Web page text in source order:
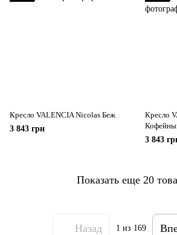
Кресло VALENCIA Nicolas Беж
3 843 грн
Кресло
3 843
Показать еще 20
Назад 1 из 169